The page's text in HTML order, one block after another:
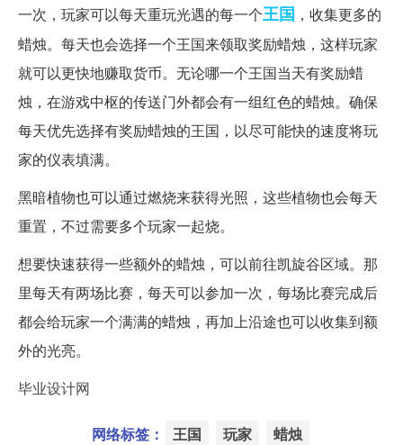
一次，玩家可以每天重玩光遇的每一个王国 ，收集更多的
蜡烛。每天也会选择一个王国来领取奖励蜡烛，这样玩家
就可以更快地赚取货币。无论哪一个王国当天有奖励蜡
烛，在游戏中枢的传送门外都会有一组红色的蜡烛。确保
每天优先选择有奖励蜡烛的王国，以尽可能快的速度将玩
家的仪表填满。
黑暗植物也可以通过燃烧来获得光照，这些植物也会每天
重置，不过需要多个玩家一起烧。
想要快速获得一些额外的蜡烛，可以前往凯旋谷区域。那
里每天有两场比赛，每天可以参加一次，每场比赛完成后
都会给玩家一个满满的蜡烛，再加上沿途也可以收集到额
外的光亮。
毕业设计网
网络标签： 王国 玩家 蜡烛